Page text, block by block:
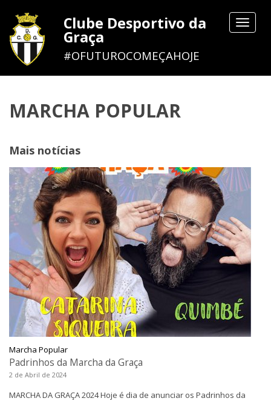
Toggle
Clube Desportivo da
Graça
#OFUTUROCOMEÇAHOJE
MARCHA POPULAR
Mais notícias
Marcha Popular
Padrinhos da Marcha da Graça
2 de Abril de 2024
MARCHA DA GRAÇA 2024 Hoje é dia de anunciar os Padrinhos da